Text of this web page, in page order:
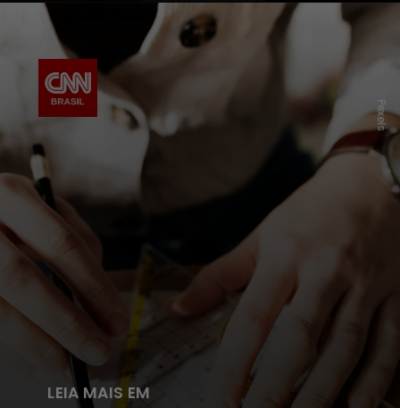
Pexels
LEIA MAIS EM